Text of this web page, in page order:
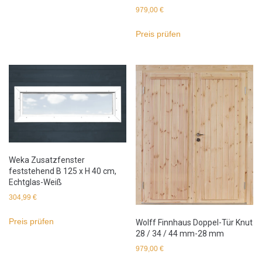
979,00€
Preis prüfen
Weka Zusatzfenster
feststehend B 125 x H 40 cm,
Echtglas-Weiß
304,99 €
Preis prüfen
Wolff Finnhaus Doppel-Tür Knut
28 / 34 / 44 mm-28 mm
979,00€